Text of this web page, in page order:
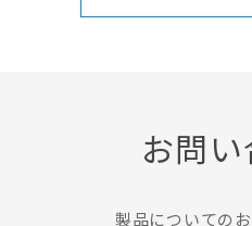
お問
製品についての